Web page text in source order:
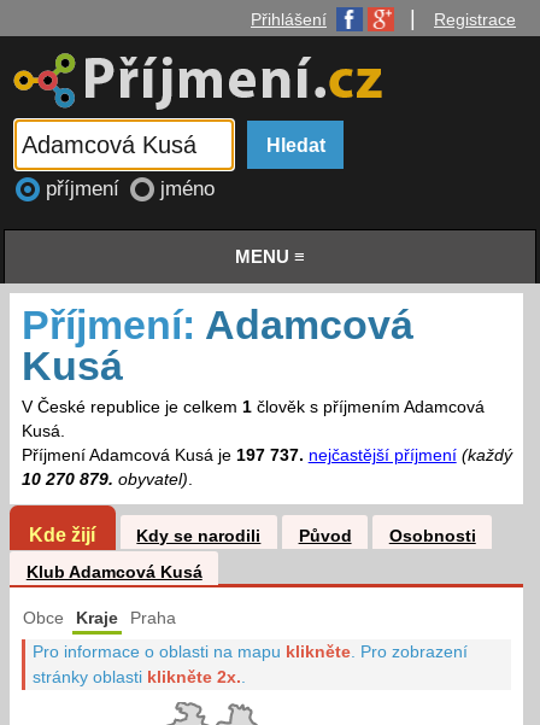
Přihlášení Registrace
příjmení jméno
MENU ≡
Příjmení: Adamcová
Kusá
V České republice je celkem 1člověk s příjmením Adamcová
Kusá.
Příjmení Adamcová Kusá je 197 737. nejčastější příjmení (každý
10 270 879. obyvatel).
Kde žijí Kdy se narodili Původ
Osobnosti
Klub Adamcová Kusá
Obce Kraje Praha
Pro informace o oblasti na mapu klikněte Pro zobrazení
stránky oblasti klikněte 2x.